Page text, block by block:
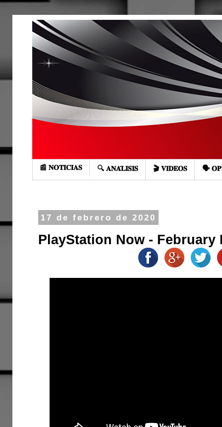
📰 𝐍𝐎𝐓𝐈𝐂𝐈𝐀𝐒 🔍 𝐀𝐍𝐀́𝐋𝐈𝐒𝐈𝐒 🎬 𝐕𝐈𝐃𝐄𝐎𝐒 🗣️
17 de febrero de 2020
PlayStation Now - February